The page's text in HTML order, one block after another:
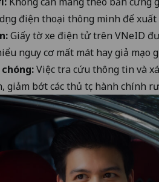
điện thoại thông minh để
Giấy tờ xe điện tử trên VNeID
nguy cơ mất mát hay giả mạo
Việc tra cứu thông tin và
giảm bớt các thủ tục hành chính